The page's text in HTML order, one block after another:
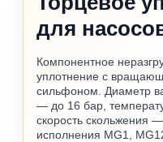
для
Компонентное
уплотнение с
сильфоном. Диаметр
— до 16 бар,
скорость скольжения
исполнения MG1,